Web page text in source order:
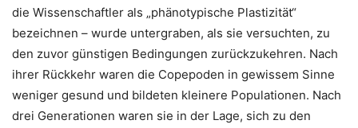
die Wissenschaftler als „phänotypische Plastizität“
bezeichnen – wurde untergraben, als sie versuchten, zu
den zuvor günstigen Bedingungen zurückzukehren. Nach
ihrer Rückkehr waren die Copepoden in gewissem Sinne
weniger gesund und bildeten kleinere Populationen. Nach
drei Generationen waren sie in der Lage, sich zu den